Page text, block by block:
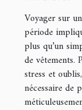
sa
un
Voyager sur
période
plus qu’un
de vêtements.
stress et
nécessaire de